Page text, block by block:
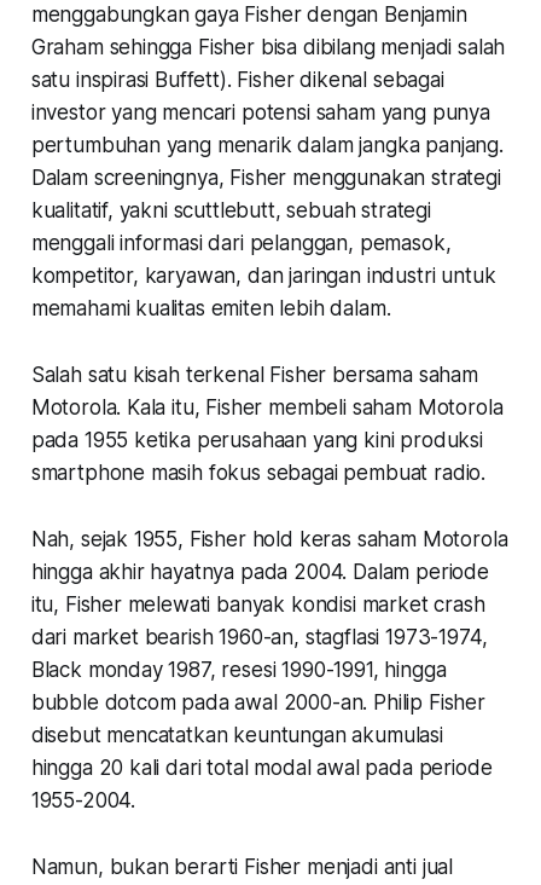
menggabungkan gaya Fisher dengan Benjamin
Graham sehingga Fisher bisa dibilang menjadi salah
satu inspirasi Buffett). Fisher dikenal sebagai
investor yang mencari potensi saham yang punya
pertumbuhan yang menarik dalam jangka panjang.
Dalam screeningnya, Fisher menggunakan strategi
kualitatif, yakni scuttlebutt, sebuah strategi
menggali informasi dari pelanggan, pemasok,
kompetitor, karyawan, dan jaringan industri untuk
memahami kualitas emiten lebih dalam.
Salah satu kisah terkenal Fisher bersama saham
Motorola. Kala itu, Fisher membeli saham Motorola
pada 1955 ketika perusahaan yang kini produksi
smartphone masih fokus sebagai pembuat radio.
Nah, sejak 1955, Fisher hold keras saham Motorola
hingga akhir hayatnya pada 2004. Dalam periode
itu, Fisher melewati banyak kondisi market crash
dari market bearish 1960-an, stagflasi 1973-1974,
Black monday 1987, resesi 1990-1991, hingga
bubble dotcom pada awal 2000-an. Philip Fisher
disebut mencatatkan keuntungan akumulasi
hingga 20 kali dari total modal awal pada periode
1955-2004.
Namun, bukan berarti Fisher menjadi anti jual